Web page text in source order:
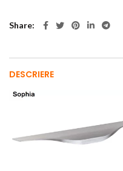
Share
DESCRIERE